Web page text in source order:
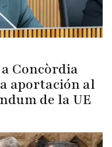
Concòrdia
aportación al
de la UE